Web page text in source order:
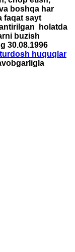
boshqa har
faqat sayt
holatda
buzish
30.08.1996
huquqlar